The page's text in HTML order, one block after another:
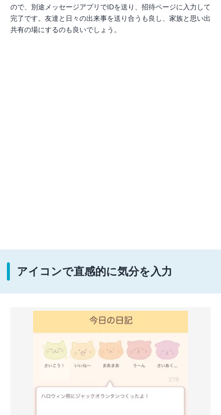
ので、別途メッセージアプリでIDを送り、招待ページに入力して
完了です。友達と日々の出来事を送り合うも良し、家族と思い出
共有の場にするのも良いでしょう。
アイコンで直感的に気分を入力